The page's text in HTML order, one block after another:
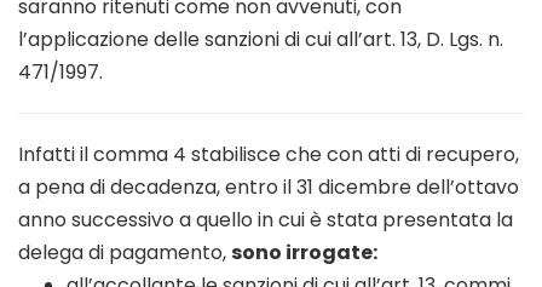
saranno ritenuti come non avvenuti, con
l’applicazione delle sanzioni di cui all’art. 13, D. Lgs. n.
471/1997.
Infatti il comma 4 stabilisce che con atti di recupero,
a pena di decadenza, entro il 31 dicembre dell’ottavo
anno successivo a quello in cui è stata presentata la
delega di pagamento,sono irrogate: